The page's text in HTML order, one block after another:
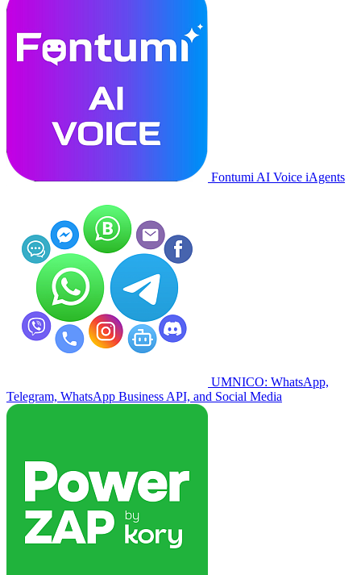
Fontumi AI Voice iAgents
UMNICO: WhatsApp,
Telegram, WhatsApp Business API, and Social Media